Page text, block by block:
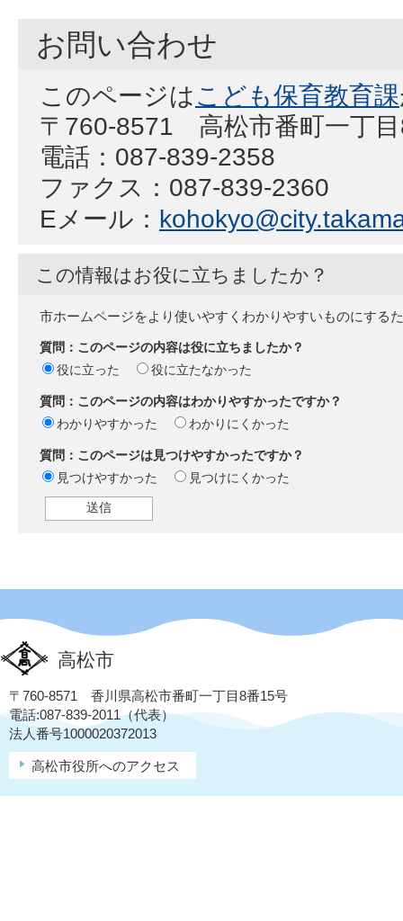
お問い合わせ
このページはこども保育教育課
〒760-8571 高松市番町一丁
電話：087-839-2358
ファクス：087-839-2360
Eメール：
この情報はお役に立ちましたか？
市ホームページをより使いやすくわかりやすいものにする
質問：このページの内容は役に立ちましたか？
役に立った
役に立たなかった
質問：このページの内容はわかりやすかったですか？
わかりやすかった
わかりにくかった
質問：このページは見つけやすかったですか？
見つけやすかった
見つけにくかった
高松市
〒760-8571 香川県高松市番町一丁目8番15号
電話:087-839-2011（代表）
法人番号1000020372013
高松市役所へのアクセス